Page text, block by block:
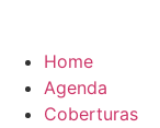
Home
Agenda
Coberturas